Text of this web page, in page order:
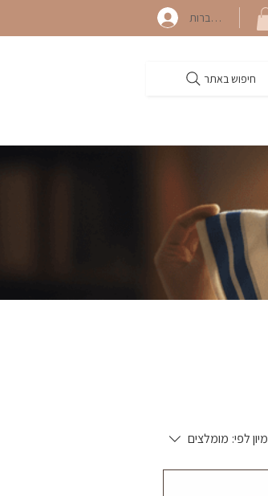
התחברות
חיפוש באתר
מיון לפי: מומלצים